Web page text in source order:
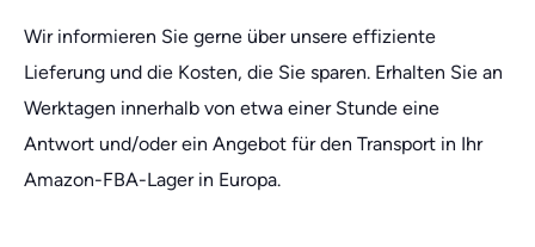
Wir informieren Sie gerne über unsere effiziente
Lieferung und die Kosten, die Sie sparen. Erhalten Sie an
Werktagen innerhalb von etwa einer Stunde eine
Antwort und/oder ein Angebot für den Transport in Ihr
Amazon-FBA-Lager in Europa.